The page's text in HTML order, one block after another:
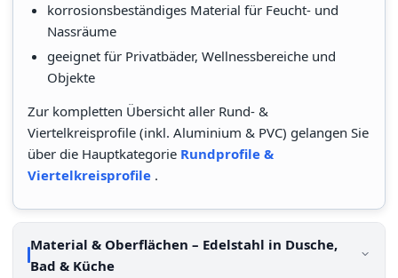
korrosionsbeständiges Material für Feucht- und
Nassräume
geeignet für Privatbäder, Wellnessbereiche und
Objekte
Zur kompletten Übersicht aller Rund- &
Viertelkreisprofile (inkl. Aluminium & PVC) gelangen Sie
über die Hauptkategorie Rundprofile &
Viertelkreisprofile .
Material & Oberflächen – Edelstahl in Dusche,
Bad & Küche